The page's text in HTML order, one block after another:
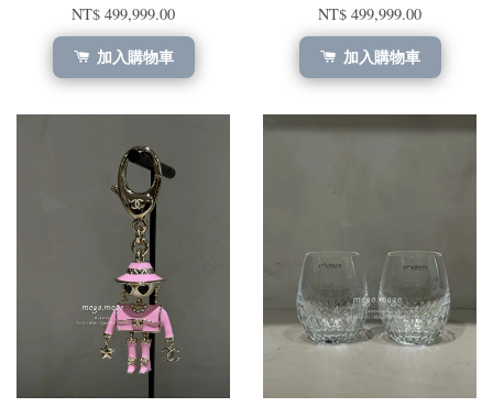
NT$ 499,999.00
加入購物車
NT$ 499,999.00
加入購物車